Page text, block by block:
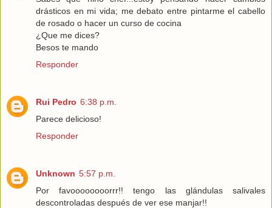
drásticos en mi vida; me debato entre pintarme el cabello
de rosado o hacer un curso de cocina
¿Que me dices?
Besos te mando
Responder
Rui Pedro 6:38 p.m.
Parece delicioso!
Responder
Unknown 5:57 p.m.
Por favoooooooorrr!! tengo las glándulas salivales
descontroladas después de ver ese manjar!!